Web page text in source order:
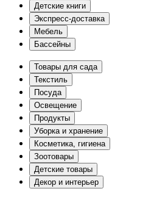
Детские книги
Экспресс-доставка
Мебель
Бассейны
Товары для сада
Текстиль
Посуда
Освещение
Продукты
Уборка и хранение
Косметика, гигиена
Зоотовары
Детские товары
Декор и интерьер